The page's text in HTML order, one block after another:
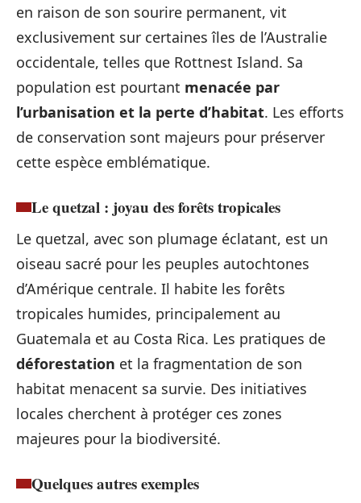
en raison de son sourire permanent, vit
exclusivement sur certaines îles de l’Australie
occidentale, telles que Rottnest Island. Sa
population est pourtant menacée par
l’urbanisation et la perte d’habitat. Les efforts
de conservation sont majeurs pour préserver
cette espèce emblématique.
Le quetzal : joyau des forêts tropicales
Le quetzal, avec son plumage éclatant, est un
oiseau sacré pour les peuples autochtones
d’Amérique centrale. Il habite les forêts
tropicales humides, principalement au
Guatemala et au Costa Rica. Les pratiques de
déforestation et la fragmentation de son
habitat menacent sa survie. Des initiatives
locales cherchent à protéger ces zones
majeures pour la biodiversité.
Quelques autres exemples